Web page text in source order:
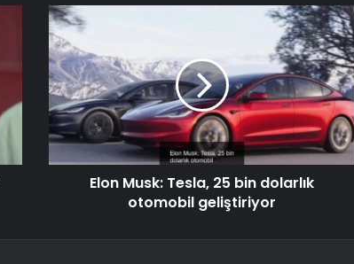
Elon Musk: Tesla, 25 bin dolarlık
otomobil geliştiriyor